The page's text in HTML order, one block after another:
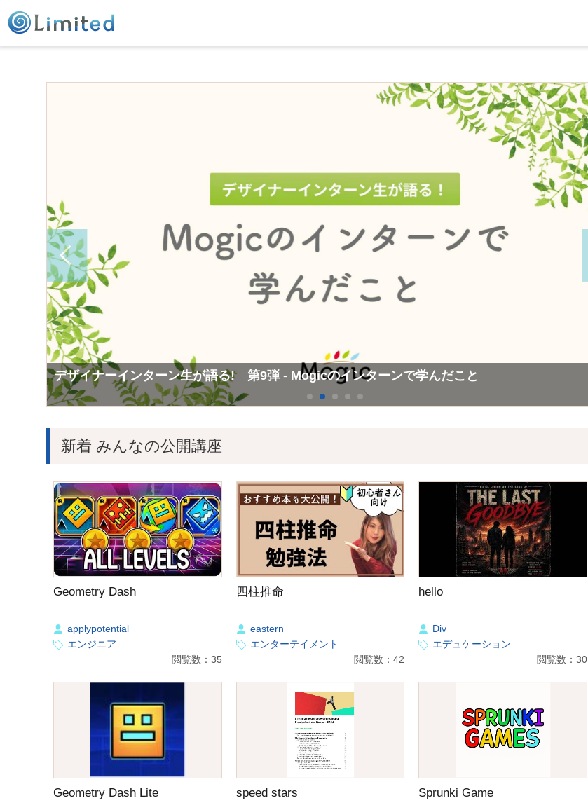
Mogicで学んだこと第12弾 広報チームインターン
Mogicで学んだこと第10弾 Consol（コンサルティング&ソリューション）チームインターン
デザイナーインターン生が語る! 第9弾 - Mogicのインターンで学んだこと
新着 みんなの公開講座
Geometry Dash
applypotential
エンジニア
閲覧数：35
四柱推命
eastern
エンターテイメント
閲覧数：42
hello
Div
エデュケーション
閲覧数：30
Geometry Dash Lite speed stars Sprunki Game